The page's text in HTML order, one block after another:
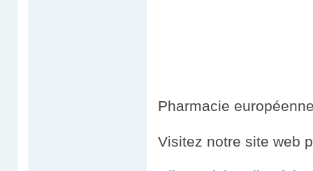
Pharmacie
Visitez notre site web